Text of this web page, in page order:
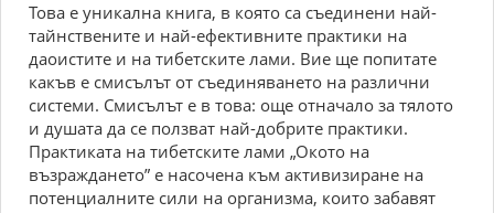
Това е уникална книга, в която са съединени най-
тайнствените и най-ефективните практики на
даоистите и на тибетските лами. Вие ще попитате
какъв е смисълът от съединяването на различни
системи. Смисълът е в това: още отначало за тялото
и душата да се ползват най-добрите практики.
Практиката на тибетските лами „Окото на
възраждането” е насочена към активизиране на
потенциалните сили на организма, които забавят